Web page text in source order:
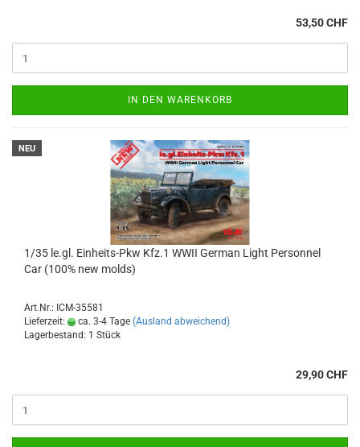
53,50 CHF
IN DEN WARENKORB
NEU
1/35 le.gl. Einheits-Pkw Kfz.1 WWII German Light Personnel
Car (100% new molds)
Art.Nr.: ICM-35581
Lieferzeit:
ca. 3-4 Tage (Ausland abweichend)
Lagerbestand: 1 Stück
29,90 CHF